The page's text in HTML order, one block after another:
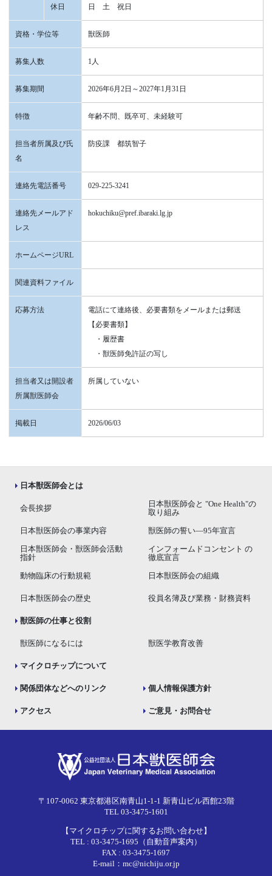
休日 日 土 祝日
資格・学位等 獣医師
募集人数 1人
募集期間 2026年6月2日～2027年1月31日
特徴 年齢不問、既卒可、未経験可
担当者所属及び氏
名
防疫課 都筑智子
連絡先電話番号 029-225-3241
連絡先メールアド
レス
hokuchiku@pref.ibaraki.lg.jp
ホームページURL
関連資料ファイル
応募方法
電話にて連絡後、必要書類をメールまたは郵送
【必要書類】
・履歴書
・獣医師免許証の写し
担当者又は開設者
所属獣医師会
所属していない
掲載日 2026/06/03
日本獣医師会とは
会長挨拶
日本獣医師会と "One Health"の
取り組み
日本獣医師会の事業内容 獣医師の誓い―95年宣言
日本獣医師会・獣医師会活動
指針
インフォームドコンセント の
徹底宣言
動物臨床の行動規範 日本獣医師会の組織
日本獣医師会の歴史 役員名簿及び業務・財務資料
獣医師の仕事と役割
獣医師になるには 獣医学教育改善
マイクロチップについて
関係団体などへのリンク 個人情報保護方針
アクセス ご意見・お問合せ
〒107-0062 東京都港区南青山1-1-1 新青山ビル西館23階
TEL 03-3475-1601
【マイクロチップに関するお問い合わせ】
TEL : 03-3475-1695（自動音声案内）
FAX : 03-3475-1697
E-mail：mc@nichiju.or.jp